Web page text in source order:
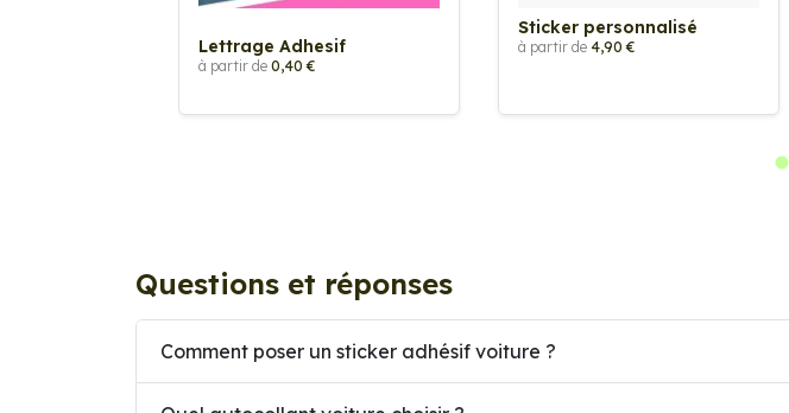
Lettrage Adhesif
à partir de 0,40 €
Sticker personnalisé
à partir de 4,90 €
Questions et réponses
Comment poser un sticker adhésif voiture ?